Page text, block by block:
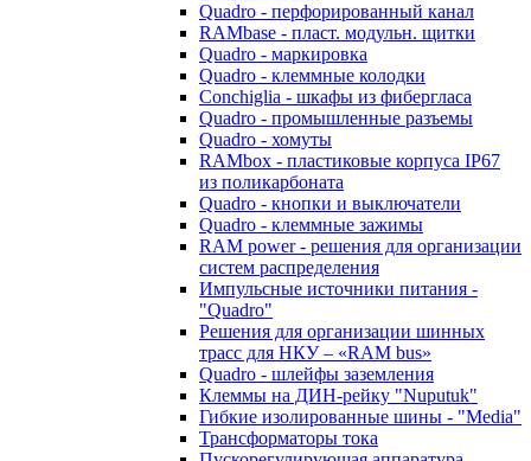
Quadro - перфорированный канал
RAMbase - пласт. модульн. щитки
Quadro - маркировка
Quadro - клеммные колодки
Conchiglia - шкафы из фибергласа
Quadro - промышленные разъемы
Quadro - хомуты
RAMbox - пластиковые корпуса IP67
из поликарбоната
Quadro - кнопки и выключатели
Quadro - клеммные зажимы
RAM power - решения для организации
систем распределения
Импульсные источники питания -
"Quadro"
Решения для организации шинных
трасс для НКУ – «RAM bus»
Quadro - шлейфы заземления
Клеммы на ДИН-рейку "Nuputuk"
Гибкие изолированные шины - "Media"
Трансформаторы тока